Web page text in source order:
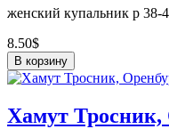
женский купальник р 38-
8.50$
В корзину
Хамут Тросник,